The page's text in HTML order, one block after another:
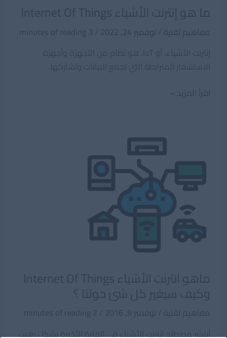
ما هو إنترنت الأشياء Internet Of Things
مفاهيم تقنية / نوفمبر 24, 2022 /
3 minutes of reading
ما
Of
اقرأ المزيد »
ماهو انترنت الأشياء Internet Of Things
وكيف سيغير كل شئ حولنا ؟
مفاهيم تقنية / نوفمبر 9, 2016 /
2 minutes of reading
أنتشر مصطلح انترنت الأشياء فى الفترة الأخيرة بشكل رهيب